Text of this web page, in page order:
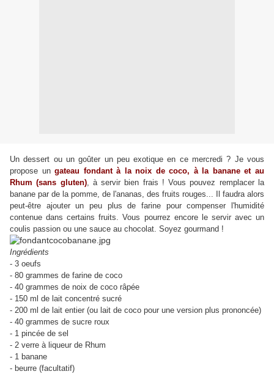
Un dessert ou un goûter un peu exotique en ce mercredi ? Je vous
propose ungateau fondant à la noix de coco, à la banane et au
Rhum (sans gluten), à servir bien frais ! Vous pouvez remplacer la
banane par de la pomme, de l'ananas, des fruits rouges... Il faudra alors
peut-être ajouter un peu plus de farine pour compenser l'humidité
contenue dans certains fruits. Vous pourrez encore le servir avec un
coulis passion ou une sauce au chocolat. Soyez gourmand !
Ingrédients
- 3 oeufs
- 80 grammes de farine de coco
- 40 grammes de noix de coco râpée
- 150 ml de lait concentré sucré
- 200 ml de lait entier (ou lait de coco pour une version plus prononcée)
- 40 grammes de sucre roux
- 1 pincée de sel
- 2 verre à liqueur de Rhum
- 1 banane
- beurre (facultatif)